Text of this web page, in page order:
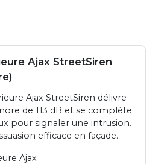
Ajax StreetSiren
Ajax StreetSiren délivre
de 113 dB et se complète
pour signaler une intrusion.
efficace en façade.
Ajax